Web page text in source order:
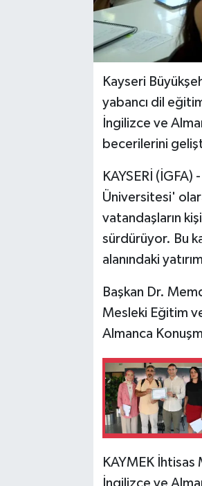
Kayseri
yabancı dil
İngilizce ve
becerilerini
KAYSERİ
Üniversitesi'
vatandaşların
sürdürüyor. Bu
alanındaki
Başkan Dr.
Mesleki Eğitim
Almanca
KAYMEK
İngilizce ve